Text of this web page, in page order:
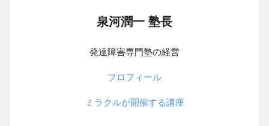
泉河潤一 塾長
発達障害専門塾の経営
プロフィール
ミラクルが開催する講座